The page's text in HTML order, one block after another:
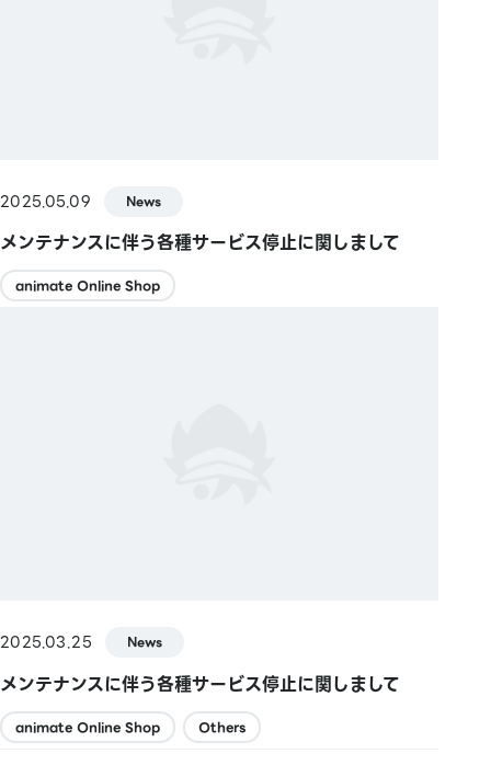
2025.05.09 News
メンテナンスに伴う各種サービス停止に関しまして
animate Online Shop
2025.03.25 News
メンテナンスに伴う各種サービス停止に関しまして
animate Online Shop Others